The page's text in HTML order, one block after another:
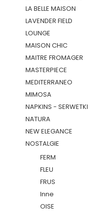
LA BELLE MAISON
LAVENDER FIELD
LOUNGE
MAISON CHIC
MAITRE FROMAGER
MASTERPIECE
MEDITERRANEO
MIMOSA
NAPKINS - SERWETKI
NATURA
NEW ELEGANCE
NOSTALGIE
FERM
FLEU
FRUS
Inne
OISE